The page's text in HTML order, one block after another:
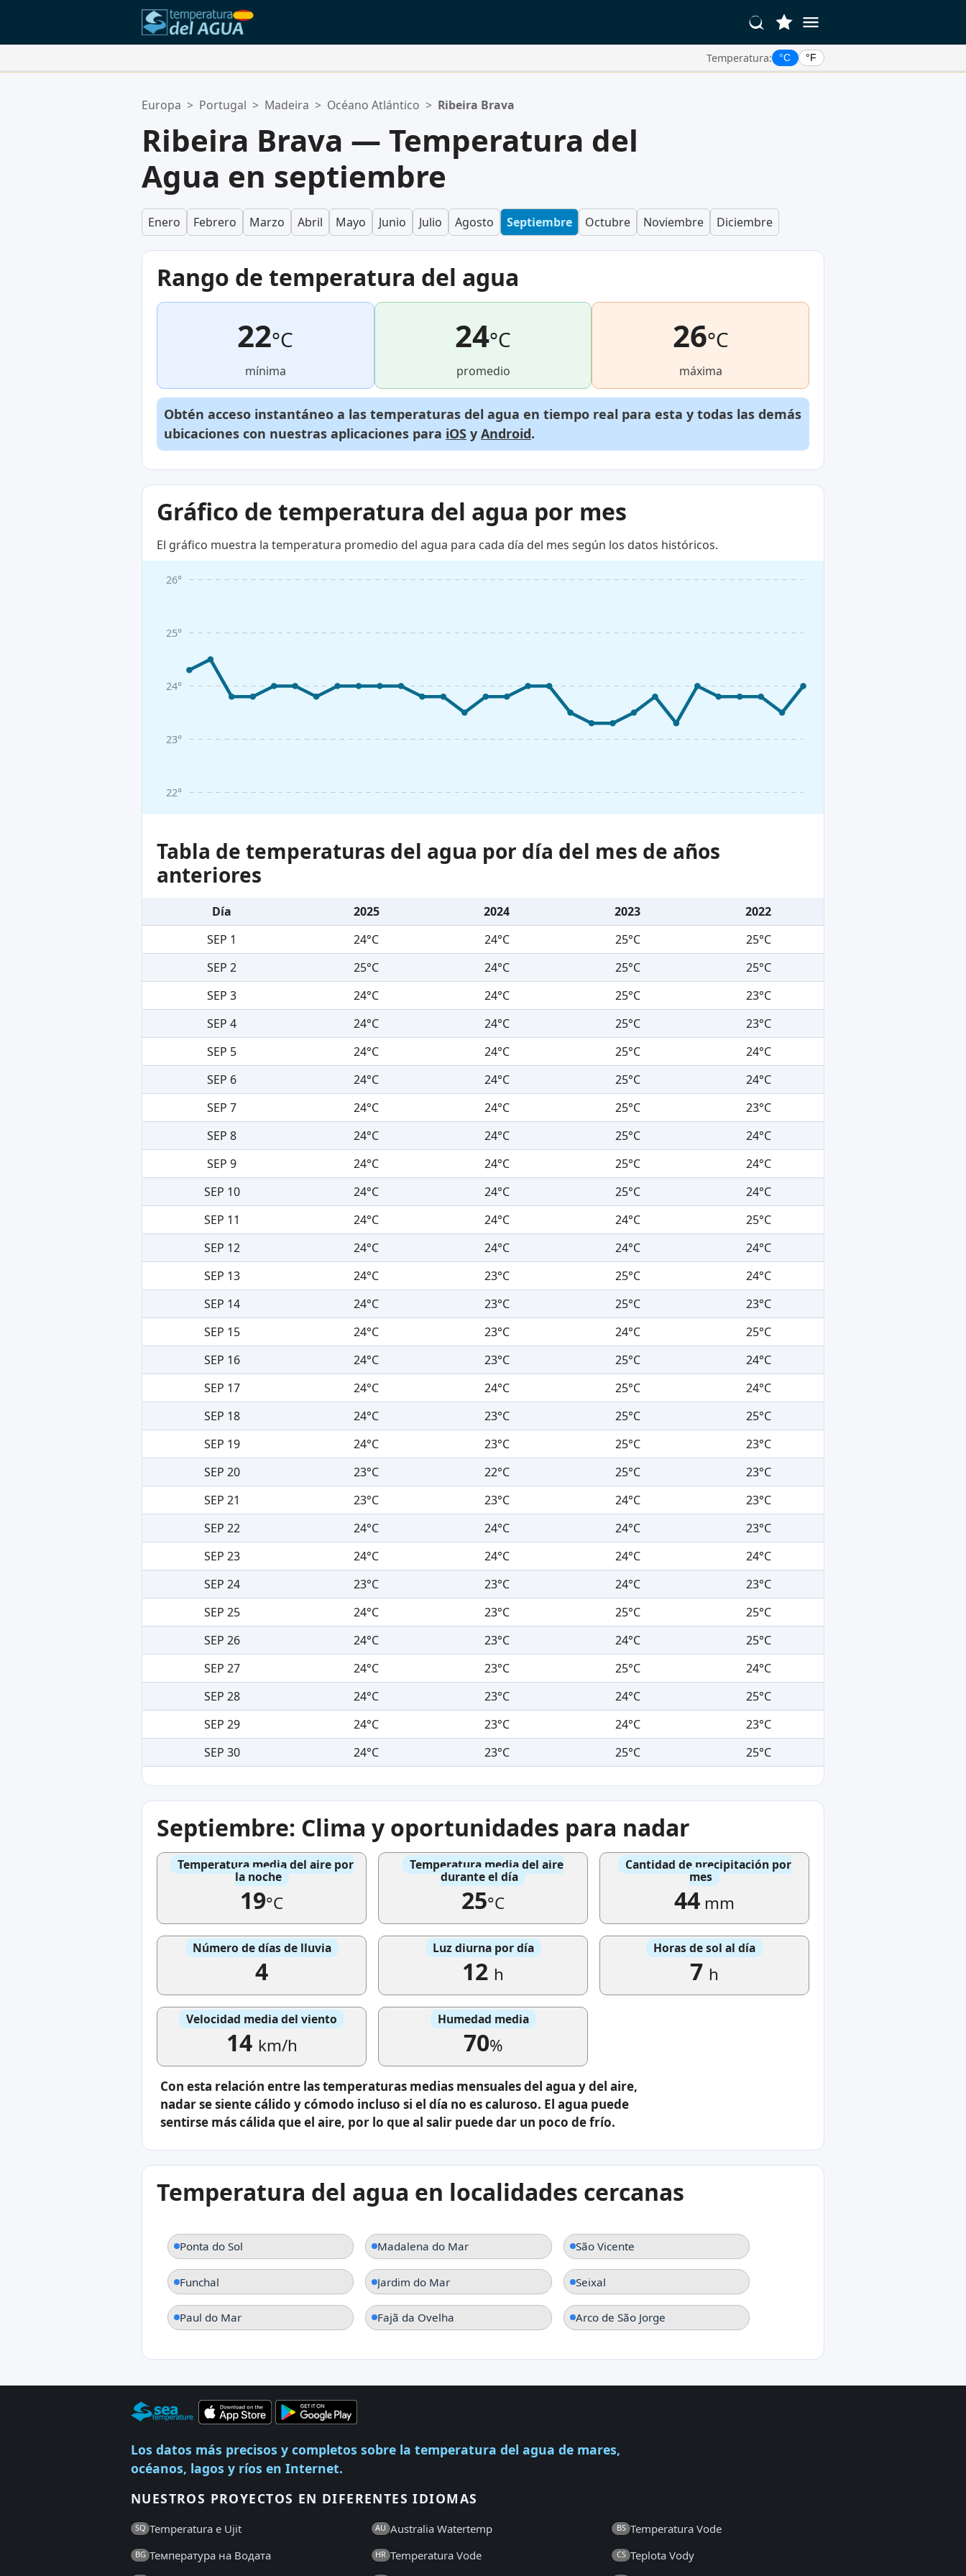
Temperatura: °C °F
Tu lista de favoritos está vacía.
Europa > Portugal > Madeira > Océano Atlántico > Ribeira Brava
Ribeira Brava — Temperatura del
Agua en septiembre
Enero Febrero Marzo Abril Mayo Junio Julio Agosto Septiembre Octubre Noviembre Diciembre
Rango de temperatura del agua
22°C
mínima
24°C
promedio
26°C
máxima
Obtén acceso instantáneo a las temperaturas del agua en tiempo real para esta y todas las demás
ubicaciones con nuestras aplicaciones para iOS y Android.
Gráfico de temperatura del agua por mes
El gráfico muestra la temperatura promedio del agua para cada día del mes según los datos históricos.
22°
23°
24°
25°
26°
Tabla de temperaturas del agua por día del mes de años
anteriores
Día 2025 2024 2023
2022
SEP 1
24°C 24°C 25°C
25°C
SEP 2
25°C 24°C 25°C
25°C
SEP 3
24°C 24°C 25°C
23°C
SEP 4
24°C 24°C 25°C
23°C
SEP 5
24°C 24°C 25°C
24°C
SEP 6
24°C 24°C 25°C
24°C
SEP 7
24°C 24°C 25°C
23°C
SEP 8
24°C 24°C 25°C
24°C
SEP 9
24°C 24°C 25°C
24°C
SEP 10
24°C 24°C 25°C
24°C
SEP 11
24°C 24°C 24°C
25°C
SEP 12
24°C 24°C 24°C
24°C
SEP 13
24°C 23°C 25°C
24°C
SEP 14
24°C 23°C 25°C
23°C
SEP 15
24°C 23°C 24°C
25°C
SEP 16
24°C 23°C 25°C
24°C
SEP 17
24°C 24°C 25°C
24°C
SEP 18
24°C 23°C 25°C
25°C
SEP 19
24°C 23°C 25°C
23°C
SEP 20
23°C 22°C 25°C
23°C
SEP 21
23°C 23°C 24°C
23°C
SEP 22
24°C 24°C 24°C
23°C
SEP 23
24°C 24°C 24°C
24°C
SEP 24
23°C 23°C 24°C
23°C
SEP 25
24°C 23°C 25°C
25°C
SEP 26
24°C 23°C 24°C
25°C
SEP 27
24°C 23°C 25°C
24°C
SEP 28
24°C 23°C 24°C
25°C
SEP 29
24°C 23°C 24°C
23°C
SEP 30
24°C 23°C 25°C 25°C
Septiembre: Clima y oportunidades para nadar
Temperatura media del aire por
la noche
19°C
Temperatura media del aire
durante el día
25°C
Cantidad de precipitación por
mes
44 mm
Número de días de lluvia
4
Luz diurna por día
12 h
Horas de sol al día
7 h
Velocidad media del viento
14 km/h
Humedad media
70%
Con esta relación entre las temperaturas medias mensuales del agua y del aire,
nadar se siente cálido y cómodo incluso si el día no es caluroso. El agua puede
sentirse más cálida que el aire, por lo que al salir puede dar un poco de frío.
Temperatura del agua en localidades cercanas
Ponta do Sol Madalena do Mar São Vicente
Funchal Jardim do Mar Seixal
Paul do Mar Fajã da Ovelha Arco de São Jorge
Los datos más precisos y completos sobre la temperatura del agua de mares,
océanos, lagos y ríos en Internet.
NUESTROS PROYECTOS EN DIFERENTES IDIOMAS
SQ Temperatura e Ujit AU Australia Watertemp BS Temperatura Vode
BG Температура на Водата HR Temperatura Vode CS Teplota Vody